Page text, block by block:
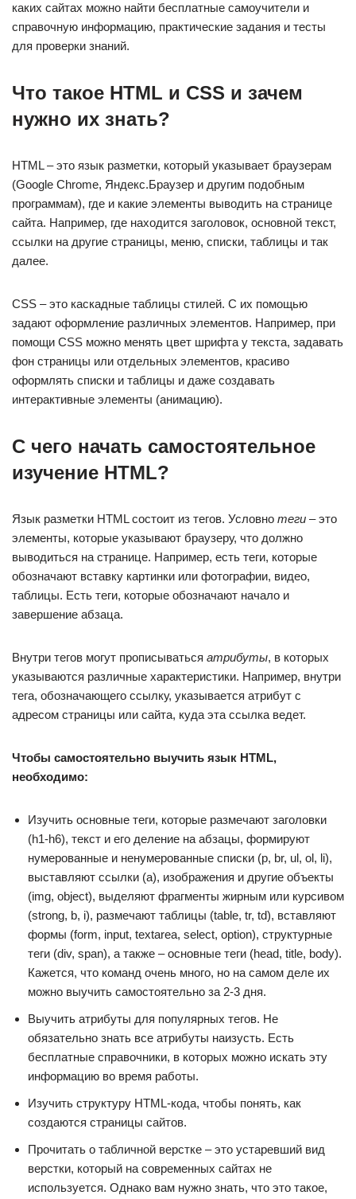
каких сайтах можно найти бесплатные самоучители и
справочную информацию, практические задания и тесты
для проверки знаний.
Что такое HTML и CSS и зачем
нужно их знать?
HTML – это язык разметки, который указывает браузерам
(Google Chrome, Яндекс.Браузер и другим подобным
программам), где и какие элементы выводить на странице
сайта. Например, где находится заголовок, основной текст,
ссылки на другие страницы, меню, списки, таблицы и так
далее.
CSS – это каскадные таблицы стилей. С их помощью
задают оформление различных элементов. Например, при
помощи CSS можно менять цвет шрифта у текста, задавать
фон страницы или отдельных элементов, красиво
оформлять списки и таблицы и даже создавать
интерактивные элементы (анимацию).
С чего начать самостоятельное
изучение HTML?
Язык разметки HTML состоит из тегов. Условно теги – это
элементы, которые указывают браузеру, что должно
выводиться на странице. Например, есть теги, которые
обозначают вставку картинки или фотографии, видео,
таблицы. Есть теги, которые обозначают начало и
завершение абзаца.
Внутри тегов могут прописываться атрибуты, в которых
указываются различные характеристики. Например, внутри
тега, обозначающего ссылку, указывается атрибут с
адресом страницы или сайта, куда эта ссылка ведет.
Чтобы самостоятельно выучить язык HTML,
необходимо:
Изучить основные теги, которые размечают заголовки
(h1-h6), текст и его деление на абзацы, формируют
нумерованные и ненумерованные списки (p, br, ul, ol, li),
выставляют ссылки (a), изображения и другие объекты
(img, object), выделяют фрагменты жирным или курсивом
(strong, b, i), размечают таблицы (table, tr, td), вставляют
формы (form, input, textarea, select, option), структурные
теги (div, span), а также – основные теги (head, title, body).
Кажется, что команд очень много, но на самом деле их
можно выучить самостоятельно за 2-3 дня.
Выучить атрибуты для популярных тегов. Не
обязательно знать все атрибуты наизусть. Есть
бесплатные справочники, в которых можно искать эту
информацию во время работы.
Изучить структуру HTML-кода, чтобы понять, как
создаются страницы сайтов.
Прочитать о табличной верстке – это устаревший вид
верстки, который на современных сайтах не
используется. Однако вам нужно знать, что это такое,